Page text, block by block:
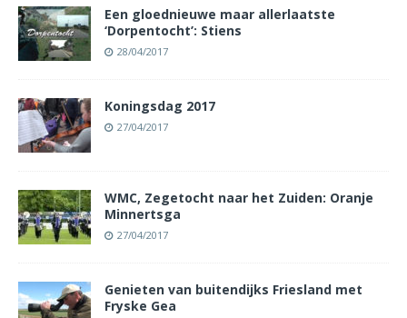
Een gloednieuwe maar allerlaatste
‘Dorpentocht’: Stiens
28/04/2017
Koningsdag 2017
27/04/2017
WMC, Zegetocht naar het Zuiden: Oranje
Minnertsga
27/04/2017
Genieten van buitendijks Friesland met
Fryske Gea